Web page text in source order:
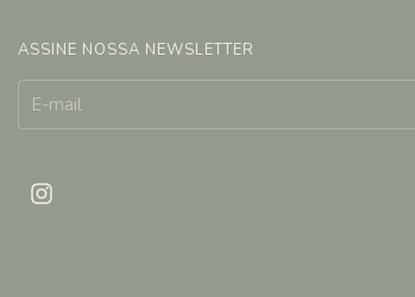
ASSINE NOSSA NEWSLETTER